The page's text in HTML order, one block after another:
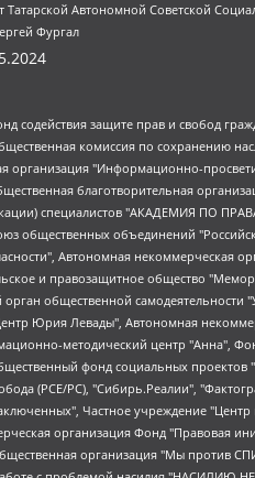
Автономной Советской
Фургал
Юлия Сергеевна, Маетная Елизавета Витальевна, Маняхин Петр Борисович, Чуракова Ольга Владимировна, Ярош Юлия Петровна, Юридическое лицо "The Insider SIA", зарегистрированное в Риге, Латвийская Республика (дата регистрации 26.06.2015), являющееся администратором доменного имени интернет-издания "The Insider SIA", https://theins.ru, Постернак Алексей Евгеньевич, Рубин Михаил Аркадьевич, Анин Роман Александрович, Юридическое лицо Istories fonds, зарегистрированное в Латвийской Республике (регистрационный номер 50008295751, дата регистрации 24.02.2020), Великовский Дмитрий Александрович, Долинина Ирина Николаевна, Мароховская Алеся Алексеевна, Шлейнов Роман Юрьевич, Шмагун Олеся Валентиновна, Общество с ограниченной ответственностью "Альтаир 2021", Общество с ограниченной ответственностью "Вега 2021", Общество с ограниченной ответственностью "Главный редактор 2021", Общество с ограниченной ответственностью "Ромашки монолит", Важенков Артем Валерьевич, Ивановская областная общественная организация "Центр гендерных исследований", Гурман Юрий Альбертович, Медиапроект "ОВД-Инфо", Егоров Владимир Владимирович, Жилинский Владимир Александрович, Общество с ограниченной ответственностью "ЗП", Иванова София Юрьевна, Карезина Инна Павловна, Кильтау Екатерина Викторовна, Петров Алексей Викторович, Пискунов Сергей Евгеньевич, Смирнов Сергей Сергеевич, Тихонов Михаил Сергеевич, Общество с ограниченной ответственностью "ЖУРНАЛИСТ-ИНОСТРАННЫЙ АГЕНТ", Арапова Галина Юрьевна, Вольтская Татьяна Анатольевна, Американская компания "Mason G.E.S. Anonymous Foundation" (США), являющаяся владельцем интернет-